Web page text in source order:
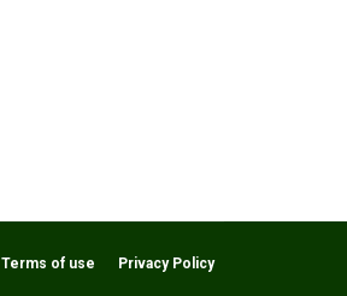
Terms of use Privacy Policy